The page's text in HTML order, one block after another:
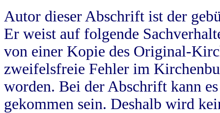
Autor dieser Abschrift ist der
Er weist auf folgende
von einer Kopie des Original-
zweifelsfreie Fehler im
worden. Bei der Abschrift kann
gekommen sein. Deshalb wird